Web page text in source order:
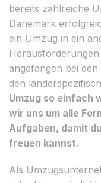
bereits zahlreiche
Dänemark
ein Umzug in ein
angefangen bei
den
Umzug so einfach
wir uns um alle
Aufgaben, damit
freuen kannst.
Als